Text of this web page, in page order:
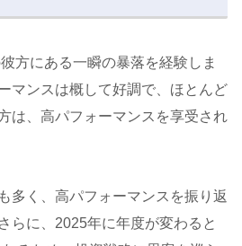
方にある一瞬の暴落を経験しま
マンスは概して好調で、ほとんど
は、高パフォーマンスを享受され
多く、高パフォーマンスを振り返
らに、2025年に年度が変わると